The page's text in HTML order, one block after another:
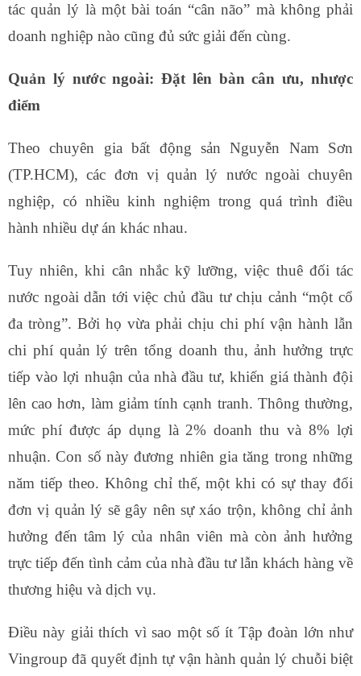
tác quản lý là một bài toán “cân não” mà không phải
doanh nghiệp nào cũng đủ sức giải đến cùng.
Quản lý nước ngoài: Đặt lên bàn cân ưu, nhược
điểm
Theo chuyên gia bất động sản Nguyễn Nam Sơn
(TP.HCM), các đơn vị quản lý nước ngoài chuyên
nghiệp, có nhiều kinh nghiệm trong quá trình điều
hành nhiều dự án khác nhau.
Tuy nhiên, khi cân nhắc kỹ lưỡng, việc thuê đối tác
nước ngoài dẫn tới việc chủ đầu tư chịu cảnh “một cổ
đa tròng”. Bởi họ vừa phải chịu chi phí vận hành lẫn
chi phí quản lý trên tổng doanh thu, ảnh hưởng trực
tiếp vào lợi nhuận của nhà đầu tư, khiến giá thành đội
lên cao hơn, làm giảm tính cạnh tranh. Thông thường,
mức phí được áp dụng là 2% doanh thu và 8% lợi
nhuận. Con số này đương nhiên gia tăng trong những
năm tiếp theo. Không chỉ thế, một khi có sự thay đổi
đơn vị quản lý sẽ gây nên sự xáo trộn, không chỉ ảnh
hưởng đến tâm lý của nhân viên mà còn ảnh hưởng
trực tiếp đến tình cảm của nhà đầu tư lẫn khách hàng về
thương hiệu và dịch vụ.
Điều này giải thích vì sao một số ít Tập đoàn lớn như
Vingroup đã quyết định tự vận hành quản lý chuỗi biệt